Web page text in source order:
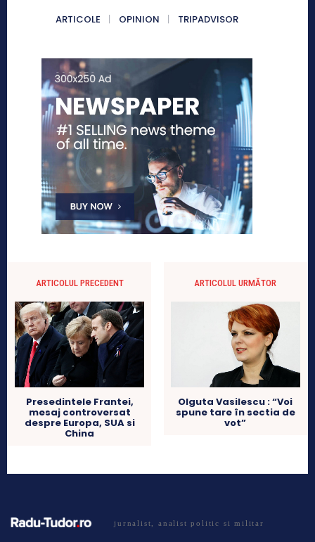
ARTICOLE OPINION TRIPADVISOR
ARTICOLUL PRECEDENT
Presedintele Frantei,
mesaj controversat
despre Europa, SUA si
China
ARTICOLUL URMĂTOR
Olguta Vasilescu : “Voi
spune tare în sectia de
vot”
jurnalist, analist politic si militar